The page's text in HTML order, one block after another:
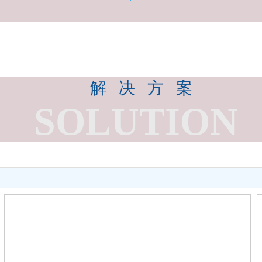
解 决 方 案
SOLUTION